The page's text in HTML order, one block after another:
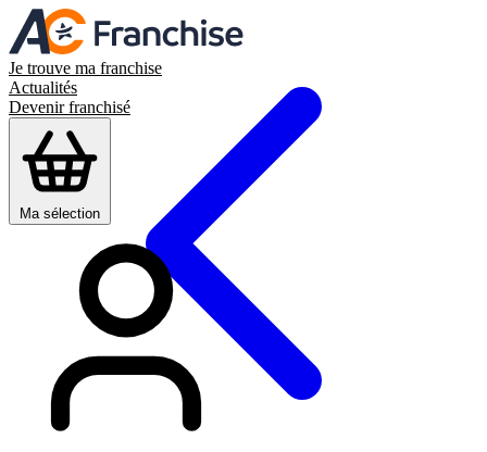
Je trouve ma franchise
Actualités
Devenir franchisé
Ma sélection